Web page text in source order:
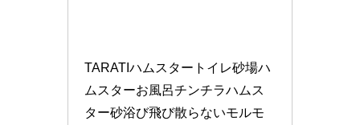
TARATIハムスタートイレ砂場ハ
ムスターお風呂チンチラハムス
ター砂浴び飛び散らないモルモ